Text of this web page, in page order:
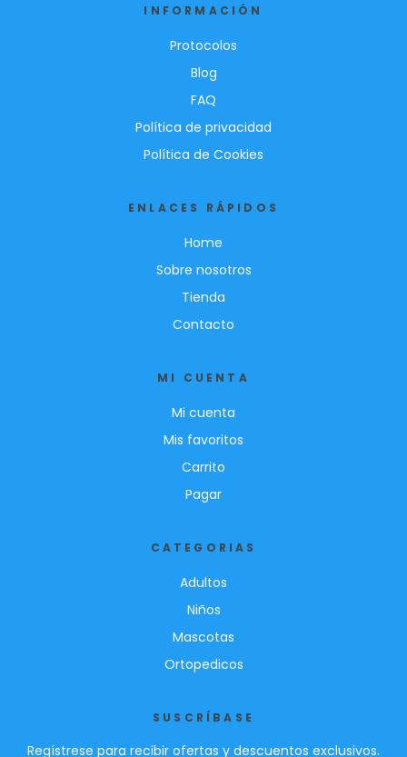
INFORMACIÓN
Protocolos
Blog
FAQ
Política de privacidad
Política de Cookies
ENLACES RÁPIDOS
Home
Sobre nosotros
Tienda
Contacto
MI CUENTA
Mi cuenta
Mis favoritos
Carrito
Pagar
CATEGORIAS
Adultos
Niños
Mascotas
Ortopedicos
SUSCRÍBASE
Regístrese para recibir ofertas y descuentos exclusivos.